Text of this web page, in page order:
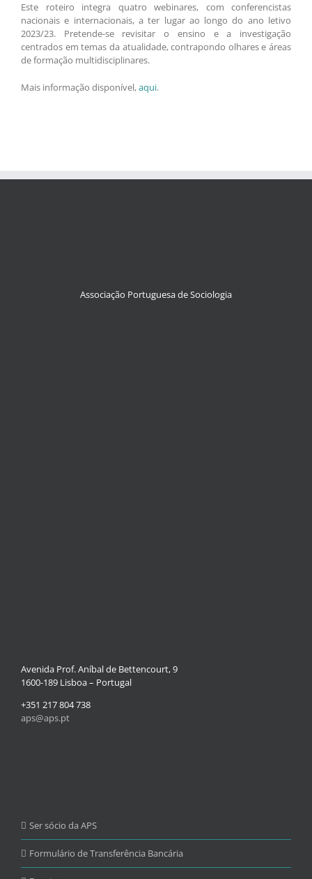
Este roteiro integra quatro webinares, com conferencistas
nacionais e internacionais, a ter lugar ao longo do ano letivo
2023/23. Pretende-se revisitar o ensino e a investigação
centrados em temas da atualidade, contrapondo olhares e áreas
de formação multidisciplinares.
Mais informação disponível,aqui.
Associação Portuguesa de Sociologia
Avenida Prof. Aníbal de Bettencourt, 9
1600-189 Lisboa – Portugal
+351 217 804 738
aps@aps.pt
Ser sócio da APS
Formulário de Transferência Bancária